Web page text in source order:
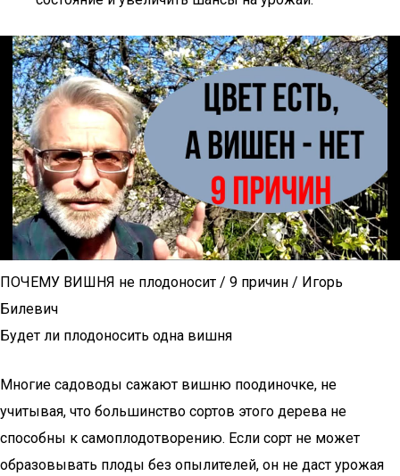
ПОЧЕМУ ВИШНЯ не плодоносит / 9 причин / Игорь
Билевич
Будет ли плодоносить одна вишня
Многие садоводы сажают вишню поодиночке, не
учитывая, что большинство сортов этого дерева не
способны к самоплодотворению. Если сорт не может
образовывать плоды без опылителей, он не даст урожая